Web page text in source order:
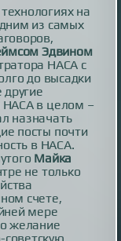
на
из самых
Эдвином
НАСА с
до высадки
НАСА в целом –
назначать
посты почти
в НАСА.
Майка
не только
счете,
мере
желание